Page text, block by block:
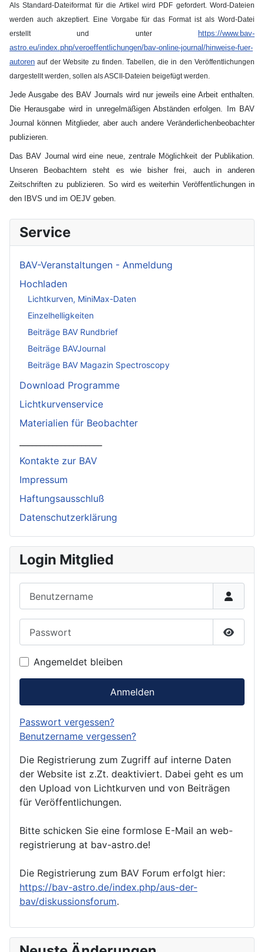
Als Standard-Dateiformat für die Artikel wird PDF gefordert. Word-Dateien
werden auch akzeptiert. Eine Vorgabe für das Format ist als Word-Datei
erstellt und unter
https://www.bav-
astro.eu/index.php/veroeffentlichungen/bav-online-journal/hinweise-fuer-
autoren auf der Website zu finden. Tabellen, die in den Veröffentlichungen
dargestellt werden, sollen als ASCII-Dateien beigefügt werden.
Jede Ausgabe des BAV Journals wird nur jeweils eine Arbeit enthalten.
Die Herausgabe wird in unregelmäßigen Abständen erfolgen. Im BAV
Journal können Mitglieder, aber auch andere Veränderlichenbeobachter
publizieren.
Das BAV Journal wird eine neue, zentrale Möglichkeit der Publikation.
Unseren Beobachtern steht es wie bisher frei, auch in anderen
Zeitschriften zu publizieren. So wird es weiterhin Veröffentlichungen in
den IBVS und im OEJV geben.
Service
BAV-Veranstaltungen - Anmeldung
Hochladen
Lichtkurven, MiniMax-Daten
Einzelhelligkeiten
Beiträge BAV Rundbrief
Beiträge BAVJournal
Beiträge BAV Magazin Spectroscopy
Download Programme
Lichtkurvenservice
Materialien für Beobachter
Kontakte zur BAV
Impressum
Haftungsausschluß
Datenschutzerklärung
Login Mitglied
Angemeldet bleiben
Anmelden
Passwort vergessen?
Benutzername vergessen?
Die Registrierung zum Zugriff auf interne Daten
der Website ist z.Zt. deaktiviert. Dabei geht es um
den Upload von Lichtkurven und von Beiträgen
für Veröffentlichungen.
Bitte schicken Sie eine formlose E-Mail an web-
registrierung at bav-astro.de!
Die Registrierung zum BAV Forum erfolgt hier:
https://bav-astro.de/index.php/aus-der-
bav/diskussionsforum.